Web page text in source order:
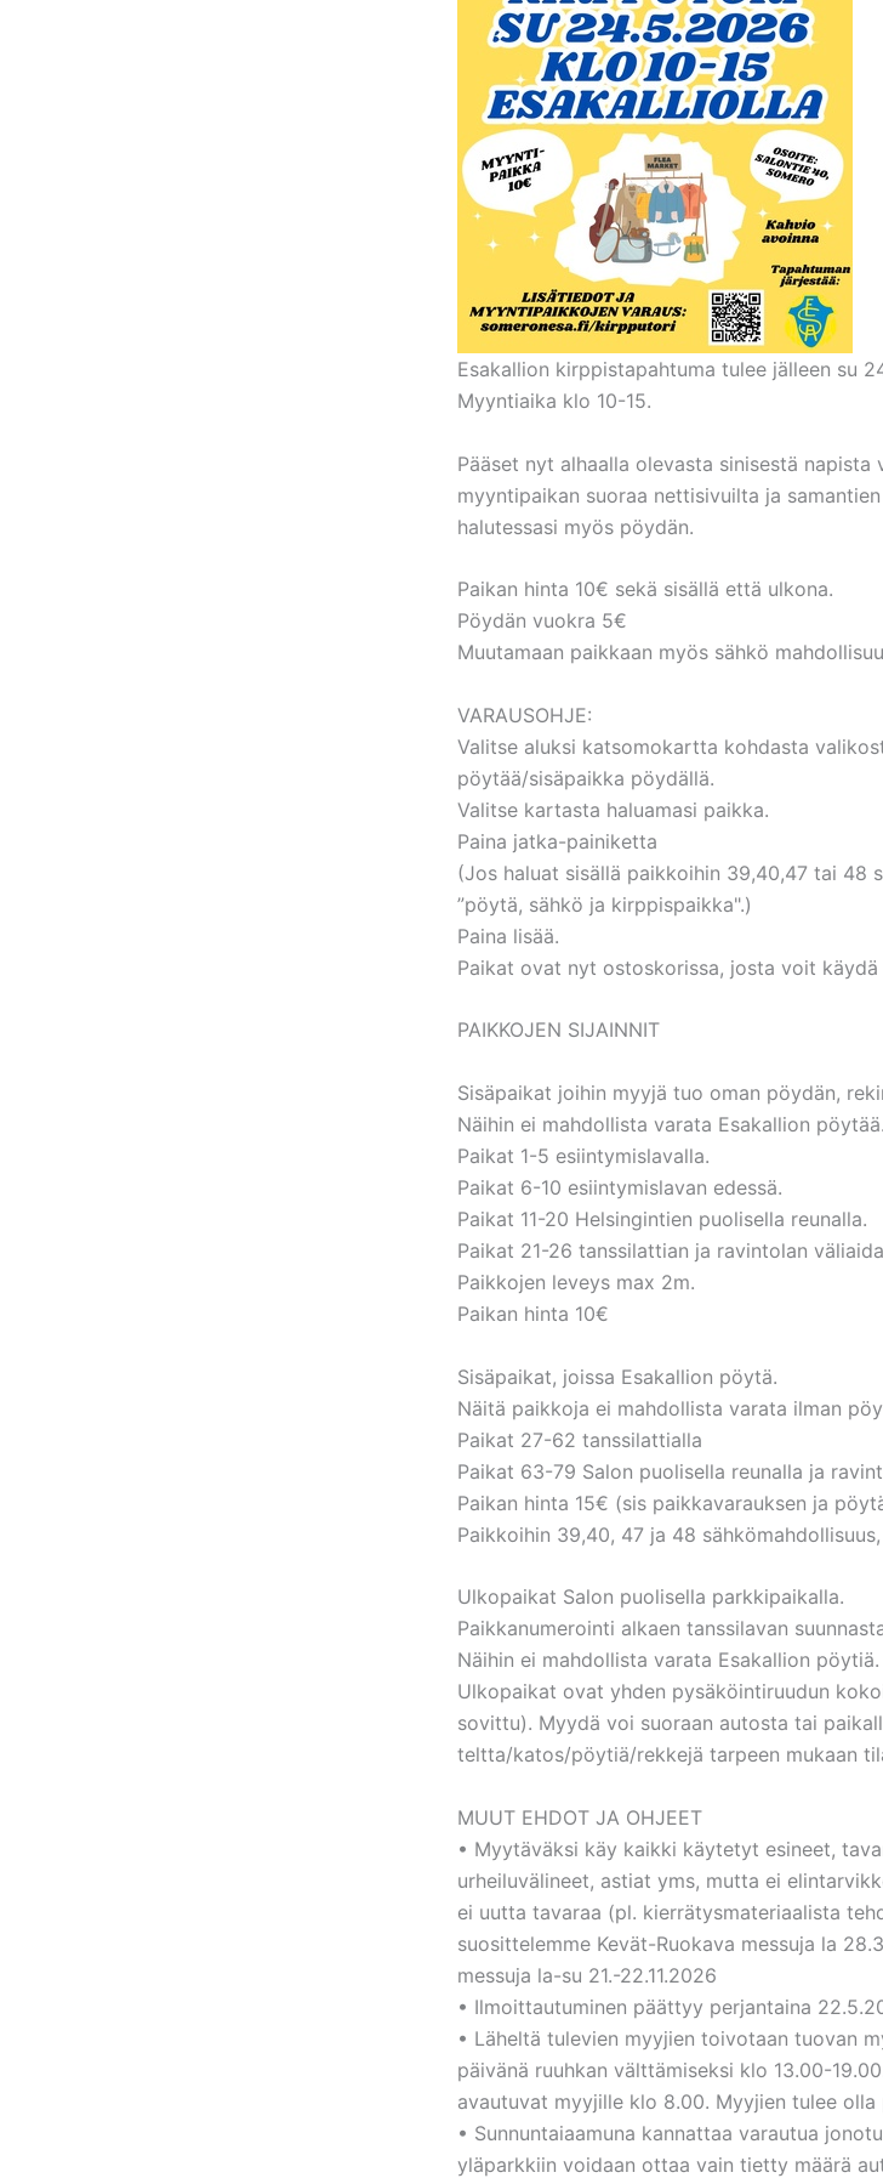
Esakallion kirppistapahtuma tulee jälleen su
Myyntiaika klo 10-15.
Pääset nyt alhaalla olevasta sinisestä napista
myyntipaikan suoraa nettisivuilta ja
halutessasi myös pöydän.
Paikan hinta 10€ sekä sisällä että ulkona.
Pöydän vuokra 5€
Muutamaan paikkaan myös sähkö
VARAUSOHJE:
Valitse aluksi katsomokartta kohdasta
pöytää/sisäpaikka pöydällä.
Valitse kartasta haluamasi paikka.
Paina jatka-painiketta
(Jos haluat sisällä paikkoihin 39,40,47 tai 48
”pöytä, sähkö ja kirppispaikka".)
Paina lisää.
Paikat ovat nyt ostoskorissa, josta voit käydä
PAIKKOJEN SIJAINNIT
Sisäpaikat joihin myyjä tuo oman pöydän,
Näihin ei mahdollista varata Esakallion pöytää.
Paikat 1-5 esiintymislavalla.
Paikat 6-10 esiintymislavan edessä.
Paikat 11-20 Helsingintien puolisella reunalla.
Paikat 21-26 tanssilattian ja ravintolan
Paikkojen leveys max 2m.
Paikan hinta 10€
Sisäpaikat, joissa Esakallion pöytä.
Näitä paikkoja ei mahdollista varata ilman
Paikat 27-62 tanssilattialla
Paikat 63-79 Salon puolisella reunalla ja
Paikan hinta 15€ (sis paikkavarauksen ja
Paikkoihin 39,40, 47 ja 48
Ulkopaikat Salon puolisella parkkipaikalla.
Paikkanumerointi alkaen tanssilavan
Näihin ei mahdollista varata Esakallion pöytiä.
Ulkopaikat ovat yhden pysäköintiruudun
sovittu). Myydä voi suoraan autosta tai
teltta/katos/pöytiä/rekkejä tarpeen mukaan
MUUT EHDOT JA OHJEET
• Myytäväksi käy kaikki käytetyt esineet,
urheiluvälineet, astiat yms, mutta ei
ei uutta tavaraa (pl. kierrätysmateriaalista
suosittelemme Kevät-Ruokava messuja la
messuja la-su 21.-22.11.2026
• Ilmoittautuminen päättyy perjantaina
• Läheltä tulevien myyjien toivotaan tuovan
päivänä ruuhkan välttämiseksi klo 13.00-
avautuvat myyjille klo 8.00. Myyjien tulee
• Sunnuntaiaamuna kannattaa varautua
yläparkkiin voidaan ottaa vain tietty määrä